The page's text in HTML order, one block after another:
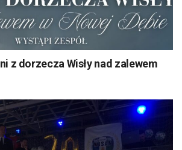
z dorzecza Wisły nad zalewem